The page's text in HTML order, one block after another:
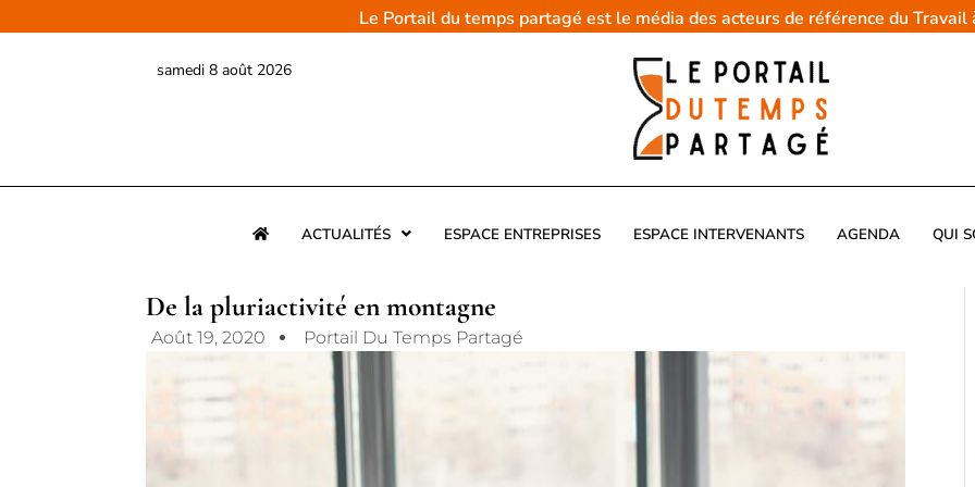
au
Le Portail du temps partagé est le média des acteurs de référence du
samedi 8 août 2026
ACTUALITÉS ESPACE ENTREPRISES ESPACE INTERVENANTS AGENDA QUI
De la pluriactivité en montagne
Août 19, 2020 Portail Du Temps Partagé